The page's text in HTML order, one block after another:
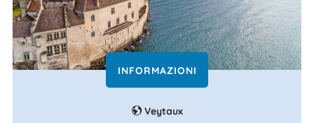
INFORMAZIONI
Veytaux